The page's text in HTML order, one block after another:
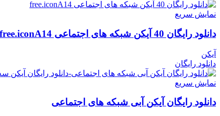
نمایش سریع
دانلود رایگان 40 آیکن شبکه های اجتماعی free.iconA14
آیکن
دانلود رایگان
نمایش سریع
دانلود رایگان آیکن آبی شبکه های اجتماعی